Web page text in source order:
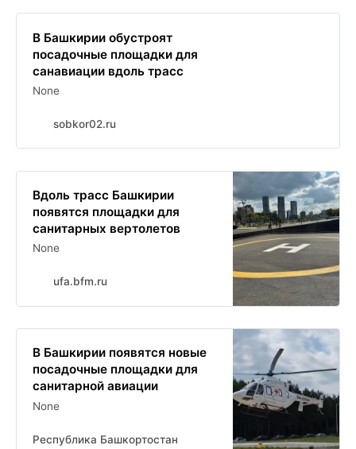
В Башкирии обустроят
посадочные площадки для
санавиации вдоль трасс
None
sobkor02.ru
Вдоль трасс Башкирии
появятся площадки для
санитарных вертолетов
None
ufa.bfm.ru
В Башкирии появятся новые
посадочные площадки для
санитарной авиации
None
Республика Башкортостан